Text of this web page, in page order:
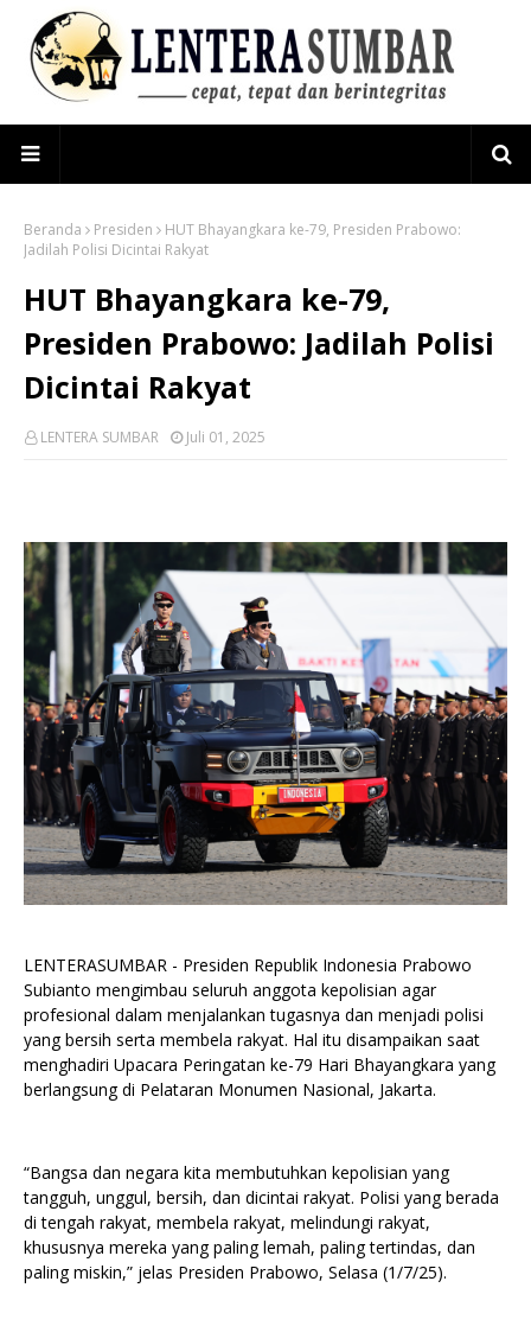
Beranda Presiden
HUT Bhayangkara ke-79, Presiden Prabowo:
Jadilah Polisi Dicintai Rakyat
HUT Bhayangkara ke-79,
Presiden Prabowo: Jadilah Polisi
Dicintai Rakyat
LENTERA SUMBAR Juli 01, 2025
LENTERASUMBAR - Presiden Republik Indonesia Prabowo
Subianto mengimbau seluruh anggota kepolisian agar
profesional dalam menjalankan tugasnya dan menjadi polisi
yang bersih serta membela rakyat. Hal itu disampaikan saat
menghadiri Upacara Peringatan ke-79 Hari Bhayangkara yang
berlangsung di Pelataran Monumen Nasional, Jakarta.
“Bangsa dan negara kita membutuhkan kepolisian yang
tangguh, unggul, bersih, dan dicintai rakyat. Polisi yang berada
di tengah rakyat, membela rakyat, melindungi rakyat,
khususnya mereka yang paling lemah, paling tertindas, dan
paling miskin,” jelas Presiden Prabowo, Selasa (1/7/25).